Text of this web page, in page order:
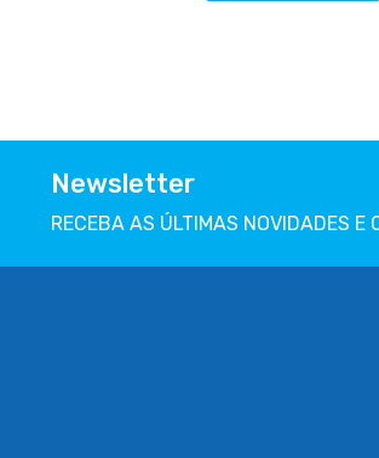
Newsletter
RECEBA AS ÚLTIMAS NOVIDADES E